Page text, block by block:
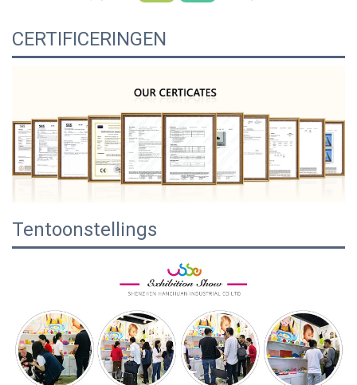
CERTIFICERINGEN
Tentoonstellings